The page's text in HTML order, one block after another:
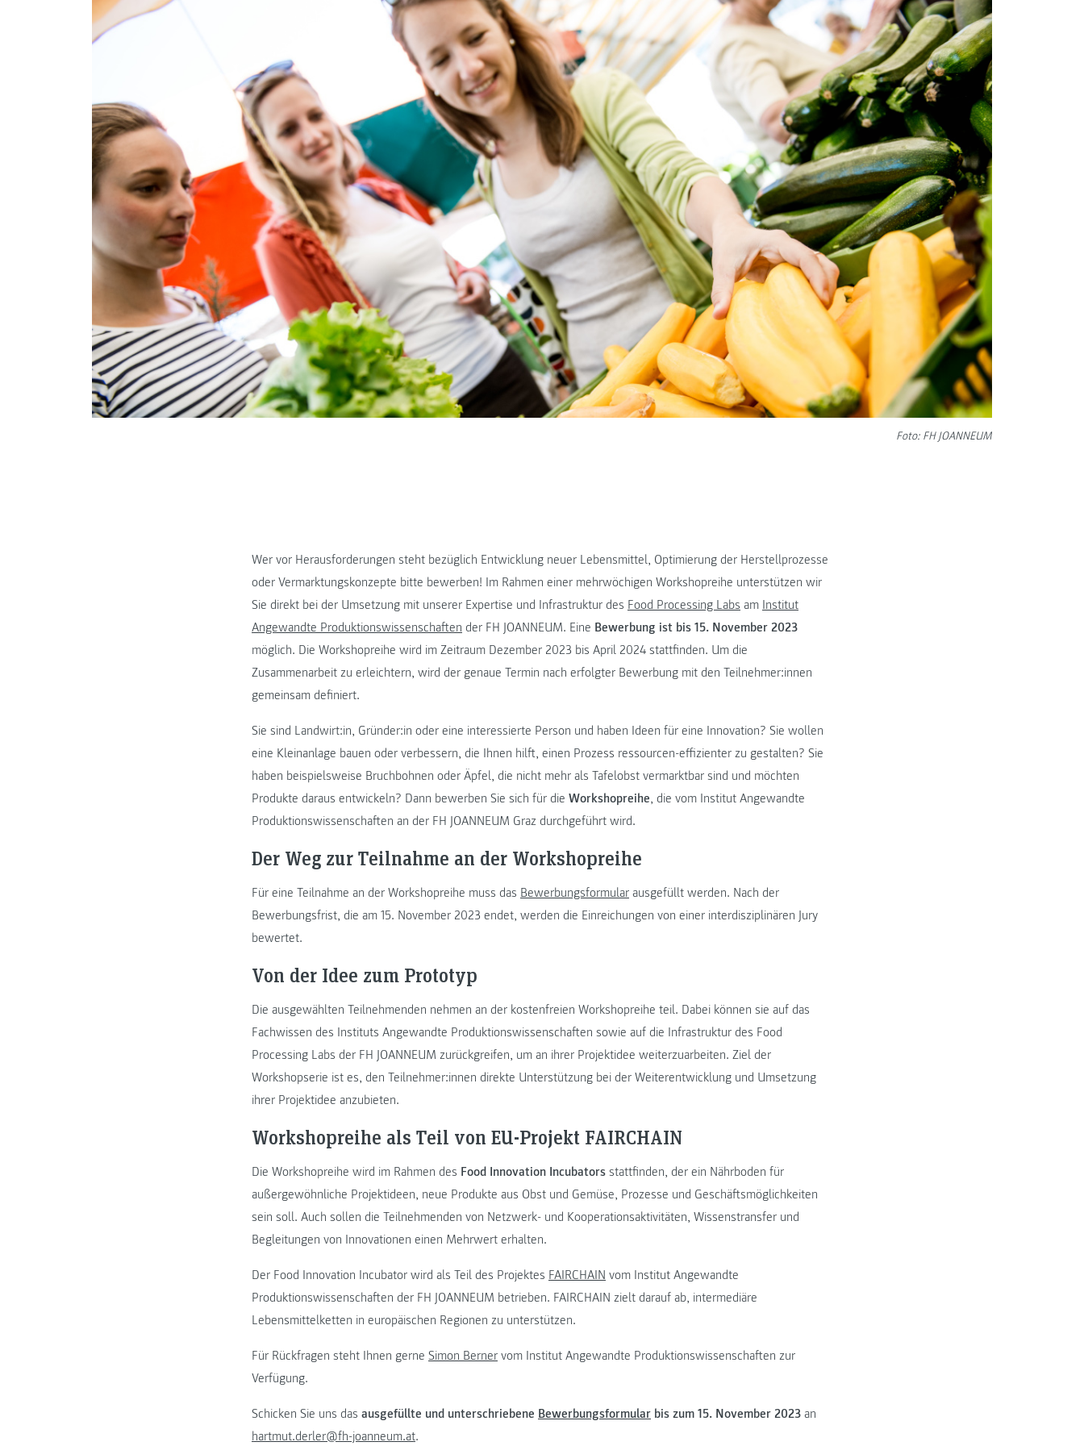
Foto: FH JOANNEUM
Wer vor Herausforderungen steht bezüglich Entwicklung neuer Lebensmittel, Optimierung der Herstellprozesse
oder Vermarktungskonzepte bitte bewerben! Im Rahmen einer mehrwöchigen Workshopreihe unterstützen wir
Sie direkt bei der Umsetzung mit unserer Expertise und Infrastruktur des Food Processing Labs am Institut
Angewandte Produktionswissenschaften der FH JOANNEUM. Eine Bewerbung ist bis 15. November 2023
möglich. Die Workshopreihe wird im Zeitraum Dezember 2023 bis April 2024 stattfinden. Um die
Zusammenarbeit zu erleichtern, wird der genaue Termin nach erfolgter Bewerbung mit den Teilnehmer:innen
gemeinsam definiert.
Sie sind Landwirt:in, Gründer:in oder eine interessierte Person und haben Ideen für eine Innovation? Sie wollen
eine Kleinanlage bauen oder verbessern, die Ihnen hilft, einen Prozess ressourcen-effizienter zu gestalten? Sie
haben beispielsweise Bruchbohnen oder Äpfel, die nicht mehr als Tafelobst vermarktbar sind und möchten
Produkte daraus entwickeln? Dann bewerben Sie sich für die Workshopreihe, die vom Institut Angewandte
Produktionswissenschaften an der FH JOANNEUM Graz durchgeführt wird.
Der Weg zur Teilnahme an der Workshopreihe
Für eine Teilnahme an der Workshopreihe muss das Bewerbungsformular ausgefüllt werden. Nach der
Bewerbungsfrist, die am 15. November 2023 endet, werden die Einreichungen von einer interdisziplinären Jury
bewertet.
Von der Idee zum Prototyp
Die ausgewählten Teilnehmenden nehmen an der kostenfreien Workshopreihe teil. Dabei können sie auf das
Fachwissen des Instituts Angewandte Produktionswissenschaften sowie auf die Infrastruktur des Food
Processing Labs der FH JOANNEUM zurückgreifen, um an ihrer Projektidee weiterzuarbeiten. Ziel der
Workshopserie ist es, den Teilnehmer:innen direkte Unterstützung bei der Weiterentwicklung und Umsetzung
ihrer Projektidee anzubieten.
Workshopreihe als Teil von EU-Projekt FAIRCHAIN
Die Workshopreihe wird im Rahmen des Food Innovation Incubators stattfinden, der ein Nährboden für
außergewöhnliche Projektideen, neue Produkte aus Obst und Gemüse, Prozesse und Geschäftsmöglichkeiten
sein soll. Auch sollen die Teilnehmenden von Netzwerk- und Kooperationsaktivitäten, Wissenstransfer und
Begleitungen von Innovationen einen Mehrwert erhalten.
Der Food Innovation Incubator wird als Teil des Projektes FAIRCHAIN vom Institut Angewandte
Produktionswissenschaften der FH JOANNEUM betrieben. FAIRCHAIN zielt darauf ab, intermediäre
Lebensmittelketten in europäischen Regionen zu unterstützen.
Für Rückfragen steht Ihnen gerne Simon Berner vom Institut Angewandte Produktionswissenschaften zur
Verfügung.
Schicken Sie uns das ausgefüllte und unterschriebene Bewerbungsformular bis zum 15. November 2023 an
hartmut.derler@fh-joanneum.at.